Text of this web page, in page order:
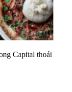
Capital thoái